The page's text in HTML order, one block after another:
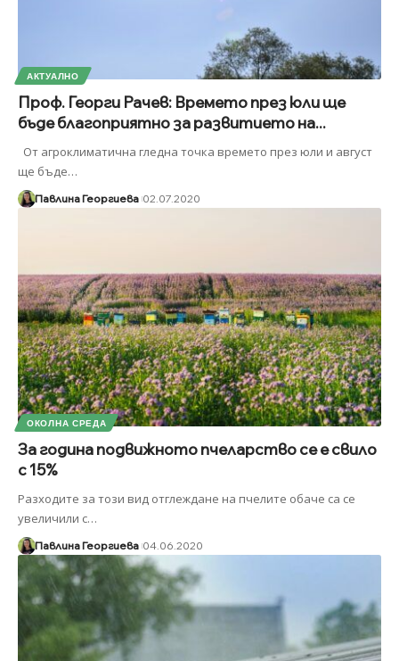
АКТУАЛНО
Проф. Георги Рачев: Времето през юли ще
бъде благоприятно за развитието на...
От агроклиматична гледна точка времето през юли и август
ще бъде…
Павлина Георгиева 02.07.2020
ОКОЛНА СРЕДА
За година подвижното пчеларство се е свило
с 15%
Разходите за този вид отглеждане на пчелите обаче са се
увеличили с…
Павлина Георгиева 04.06.2020